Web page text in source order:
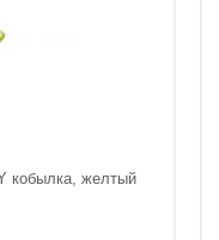
кобылка, желтый